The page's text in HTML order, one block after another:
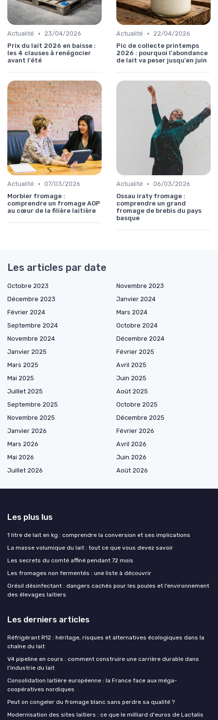
Actualité •
23/04/2026
Prix du lait 2026 en baisse :
les 4 clauses à renégocier
avant l'été
Actualité •
22/04/2026
Pic de collecte printemps
2026 : pourquoi l'abondance
de lait va peser jusqu'en juin
Actualité • 07/03/2026
Morbier fromage :
comprendre un fromage AOP
au cœur de la filière laitière
Actualité • 06/03/2026
Ossau iraty fromage :
comprendre un grand
fromage de brebis du pays
basque
Les articles par date
Octobre 2023
Novembre 2023
Décembre 2023
Janvier 2024
Février 2024
Mars 2024
Septembre 2024
Octobre 2024
Novembre 2024
Décembre 2024
Janvier 2025
Février 2025
Mars 2025
Avril 2025
Mai 2025
Juin 2025
Juillet 2025
Août 2025
Septembre 2025
Octobre 2025
Novembre 2025
Décembre 2025
Janvier 2026
Février 2026
Mars 2026
Avril 2026
Mai 2026
Juin 2026
Juillet 2026
Août 2026
Les plus lus
1 litre de lait en kg : comprendre la conversion et ses implications
La masse volumique du lait : tout ce que vous devez savoir
Les secrets du comté affiné pendant 72 mois
Les fromages non fermentés : une liste à découvrir
Grésil désinfectant : dangers cachés pour les poules et l’environnement
des élevages laitiers
Les derniers articles
Réfrigérant R12 : héritage, risques et alternatives écologiques dans la
chaîne du lait
V4 pipeline en cours : comment construire une carrière durable dans
l’industrie du lait
Consolidation laitière européenne : la France face aux méga-
coopératives nordiques
Peut on congeler du fromage blanc sans perdre sa qualité ?
Modernisation des sites laitiers : ce que le milliard d'euros de Lactalis